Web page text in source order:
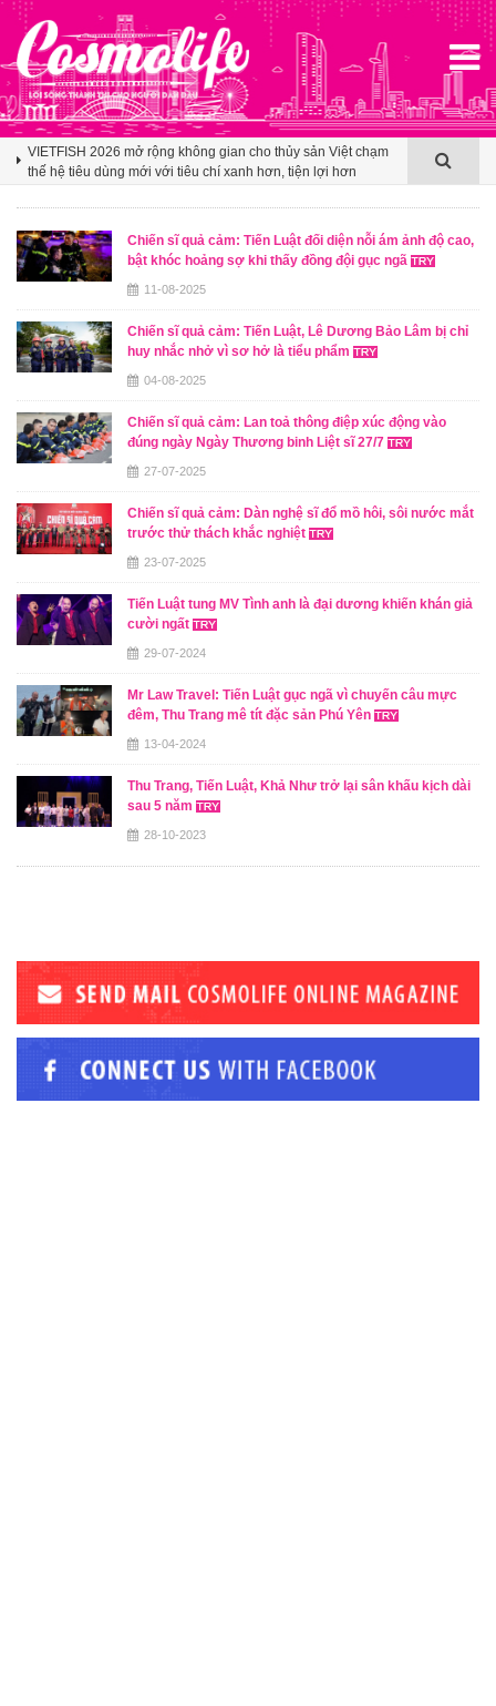
Klook hé lộ khoảng trống cảm ơn trong văn hóa du lịch nhóm
của người Việt
VIETFISH 2026 mở rộng không gian cho thủy sản Việt chạm
thế hệ tiêu dùng mới với tiêu chí xanh hơn, tiện lợi hơn
Booking.com x Mille Mille biến ly cà phê thành tấm vé mở lối
du lịch Việt
Klook hé lộ khoảng trống cảm ơn trong văn hóa du lịch nhóm
VIETFISH 2026 mở rộng không gian cho thủy sản Việt chạm
thế hệ tiêu dùng mới với tiêu chí xanh hơn, tiện lợi hơn
Chiến sĩ quả cảm: Tiến Luật đối diện nỗi ám ảnh độ cao,
bật khóc hoảng sợ khi thấy đồng đội gục ngã
11-08-2025
Chiến sĩ quả cảm: Tiến Luật, Lê Dương Bảo Lâm bị chỉ
huy nhắc nhở vì sơ hở là tiểu phẩm
04-08-2025
Chiến sĩ quả cảm: Lan toả thông điệp xúc động vào
đúng ngày Ngày Thương binh Liệt sĩ 27/7
27-07-2025
Chiến sĩ quả cảm: Dàn nghệ sĩ đổ mồ hôi, sôi nước mắt
trước thử thách khắc nghiệt
23-07-2025
Tiến Luật tung MV Tình anh là đại dương khiến khán giả
cười ngất
29-07-2024
Mr Law Travel: Tiến Luật gục ngã vì chuyến câu mực
đêm, Thu Trang mê tít đặc sản Phú Yên
13-04-2024
Thu Trang, Tiến Luật, Khả Như trở lại sân khấu kịch dài
sau 5 năm
28-10-2023